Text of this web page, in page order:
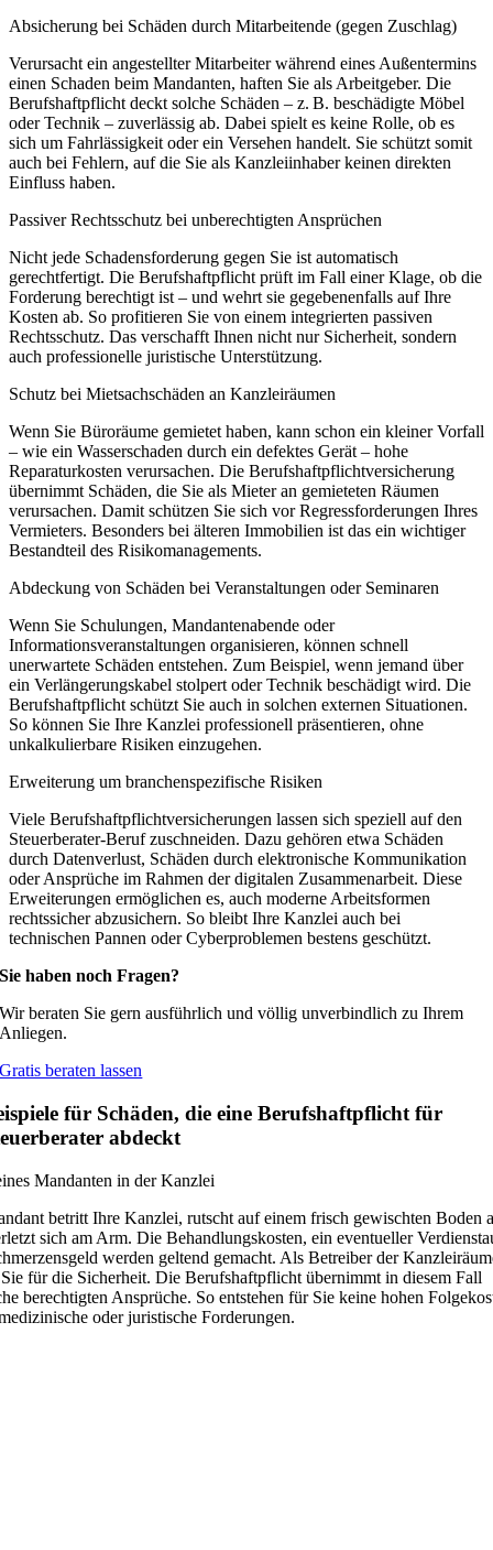
Absicherung bei Schäden durch Mitarbeitende (gegen Zuschlag)
Verursacht ein angestellter Mitarbeiter während eines Außentermins
einen Schaden beim Mandanten, haften Sie als Arbeitgeber. Die
Berufshaftpflicht deckt solche Schäden – z. B. beschädigte Möbel
oder Technik – zuverlässig ab. Dabei spielt es keine Rolle, ob es
sich um Fahrlässigkeit oder ein Versehen handelt. Sie schützt somit
auch bei Fehlern, auf die Sie als Kanzleiinhaber keinen direkten
Einfluss haben.
Passiver Rechtsschutz bei unberechtigten Ansprüchen
Nicht jede Schadensforderung gegen Sie ist automatisch
gerechtfertigt. Die Berufshaftpflicht prüft im Fall einer Klage, ob die
Forderung berechtigt ist – und wehrt sie gegebenenfalls auf Ihre
Kosten ab. So profitieren Sie von einem integrierten passiven
Rechtsschutz. Das verschafft Ihnen nicht nur Sicherheit, sondern
auch professionelle juristische Unterstützung.
Schutz bei Mietsachschäden an Kanzleiräumen
Wenn Sie Büroräume gemietet haben, kann schon ein kleiner Vorfall
– wie ein Wasserschaden durch ein defektes Gerät – hohe
Reparaturkosten verursachen. Die Berufshaftpflichtversicherung
übernimmt Schäden, die Sie als Mieter an gemieteten Räumen
verursachen. Damit schützen Sie sich vor Regressforderungen Ihres
Vermieters. Besonders bei älteren Immobilien ist das ein wichtiger
Bestandteil des Risikomanagements.
Abdeckung von Schäden bei Veranstaltungen oder Seminaren
Wenn Sie Schulungen, Mandantenabende oder
Informationsveranstaltungen organisieren, können schnell
unerwartete Schäden entstehen. Zum Beispiel, wenn jemand über
ein Verlängerungskabel stolpert oder Technik beschädigt wird. Die
Berufshaftpflicht schützt Sie auch in solchen externen Situationen.
So können Sie Ihre Kanzlei professionell präsentieren, ohne
unkalkulierbare Risiken einzugehen.
Erweiterung um branchenspezifische Risiken
Viele Berufshaftpflichtversicherungen lassen sich speziell auf den
Steuerberater-Beruf zuschneiden. Dazu gehören etwa Schäden
durch Datenverlust, Schäden durch elektronische Kommunikation
oder Ansprüche im Rahmen der digitalen Zusammenarbeit. Diese
Erweiterungen ermöglichen es, auch moderne Arbeitsformen
rechtssicher abzusichern. So bleibt Ihre Kanzlei auch bei
technischen Pannen oder Cyberproblemen bestens geschützt.
Sie haben noch Fragen?
Wir beraten Sie gern ausführlich und völlig unverbindlich zu Ihrem
Anliegen.
Gratis beraten lassen
für Schäden, die eine Berufshaftpflicht für
abdeckt
Mandanten in der Kanzlei
betritt Ihre Kanzlei, rutscht auf einem frisch gewischten Boden
sich am Arm. Die Behandlungskosten, ein eventueller
werden geltend gemacht. Als Betreiber der
für die Sicherheit. Die Berufshaftpflicht übernimmt in diesem Fall
berechtigten Ansprüche. So entstehen für Sie keine hohen
oder juristische Forderungen.